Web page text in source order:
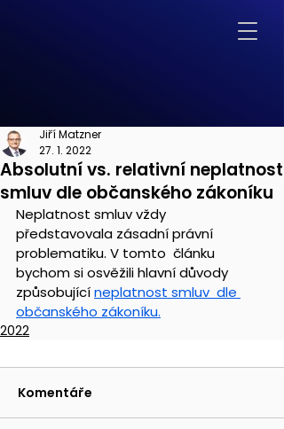
Absolutní vs. relativní neplatnost
smluv dle občanského zákoníku
Jiří Matzner
27. 1. 2022
Neplatnost smluv vždy
představovala zásadní právní
problematiku. V tomto  článku
bychom si osvěžili hlavní důvody
způsobující neplatnost smluv  dle
občanského zákoníku.
2022
Komentáře